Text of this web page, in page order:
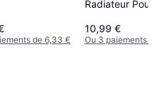
de 6,33 €
Radiateur
10,99 €
Ou 3 paiements